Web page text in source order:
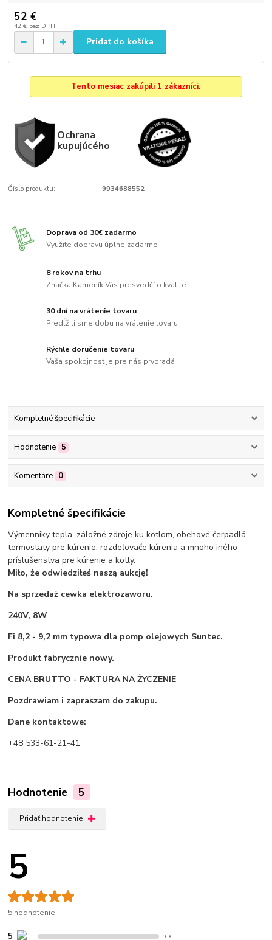
52 €
42 € bez DPH
Pridať do košíka
Tento mesiac zakúpili 1 zákazníci.
Ochrana
kupujúcého
Číslo produktu: 9934688552
Doprava od 30€ zadarmo
Využite dopravu úplne zadarmo
8 rokov na trhu
Značka Kameník Vás presvedčí o kvalite
30 dní na vrátenie tovaru
Predĺžili sme dobu na vrátenie tovaru
Rýchle doručenie tovaru
Vaša spokojnosť je pre nás prvoradá
Kompletné špecifikácie
Hodnotenie 5
Komentáre 0
Kompletné špecifikácie
Výmenniky tepla, záložné zdroje ku kotlom, obehové čerpadlá,
termostaty pre kúrenie, rozdeľovače kúrenia a mnoho iného
príslušenstva pre kúrenie a kotly.
Miło, że odwiedziłeś naszą aukcję!
Na sprzedaż cewka elektrozaworu.
240V, 8W
Fi 8,2 - 9,2 mm typowa dla pomp olejowych Suntec.
Produkt fabrycznie nowy.
CENA BRUTTO - FAKTURA NA ŻYCZENIE
Pozdrawiam i zapraszam do zakupu.
Dane kontaktowe:
+48 533-61-21-41
Hodnotenie 5
Pridať hodnotenie
5
5 hodnotenie
5 5 x